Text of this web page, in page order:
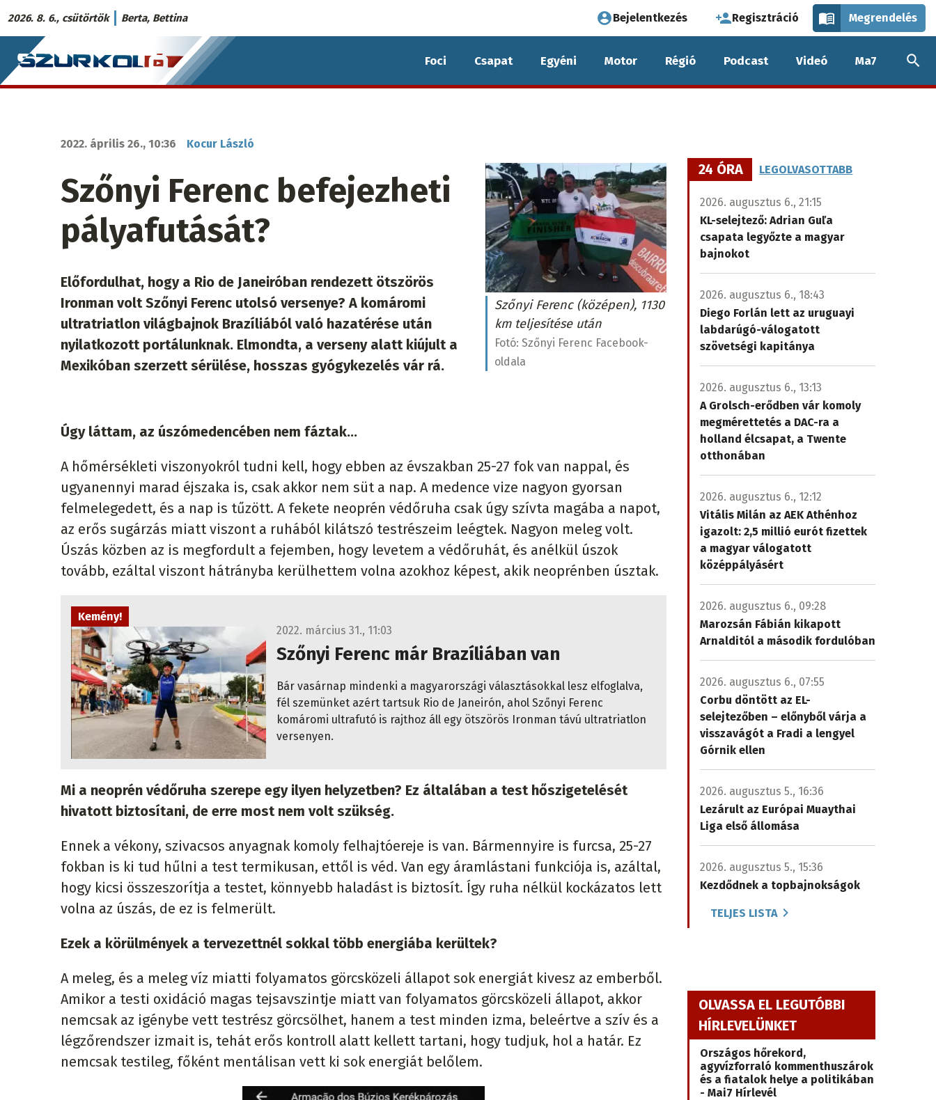
Ugrás
a
tartalomra
2026. 8. 6., csütörtök Berta, Bettina
Felhasználói
fiók
menüje
Bejelentkezés Regisztráció Megrendelés
Szurkoló.sk
fő
Foci Csapat Egyéni Motor Régió Podcast Videó Ma7
2022. április 26., 10:36 Kocur László
Szőnyi Ferenc befejezheti
pályafutását?
Előfordulhat, hogy a Rio de Janeiróban rendezett ötszörös
Ironman volt Szőnyi Ferenc utolsó versenye? A komáromi
ultratriatlon világbajnok Brazíliából való hazatérése után
nyilatkozott portálunknak. Elmondta, a verseny alatt kiújult a
Mexikóban szerzett sérülése, hosszas gyógykezelés vár rá.
Szőnyi Ferenc (középen), 1130
km teljesítése után
Fotó: Szőnyi Ferenc Facebook-
oldala
Úgy láttam, az úszómedencében nem fáztak...
A hőmérsékleti viszonyokról tudni kell, hogy ebben az évszakban 25-27 fok van nappal, és
ugyanennyi marad éjszaka is, csak akkor nem süt a nap. A medence vize nagyon gyorsan
felmelegedett, és a nap is tűzött. A fekete neoprén védőruha csak úgy szívta magába a napot,
az erős sugárzás miatt viszont a ruhából kilátszó testrészeim leégtek. Nagyon meleg volt.
Úszás közben az is megfordult a fejemben, hogy levetem a védőruhát, és anélkül úszok
tovább, ezáltal viszont hátrányba kerülhettem volna azokhoz képest, akik neoprénben úsztak.
Kemény!
2022. március 31., 11:03
Szőnyi Ferenc már Brazíliában van
Bár vasárnap mindenki a magyarországi választásokkal lesz elfoglalva,
fél szemünket azért tartsuk Rio de Janeirón, ahol Szőnyi Ferenc
komáromi ultrafutó is rajthoz áll egy ötszörös Ironman távú ultratriatlon
versenyen.
Mi a neoprén védőruha szerepe egy ilyen helyzetben? Ez általában a test hőszigetelését
hivatott biztosítani, de erre most nem volt szükség.
Ennek a vékony, szivacsos anyagnak komoly felhajtóereje is van. Bármennyire is furcsa, 25-27
fokban is ki tud hűlni a test termikusan, ettől is véd. Van egy áramlástani funkciója is, azáltal,
hogy kicsi összeszorítja a testet, könnyebb haladást is biztosít. Így ruha nélkül kockázatos lett
volna az úszás, de ez is felmerült.
Ezek a körülmények a tervezettnél sokkal több energiába kerültek?
A meleg, és a meleg víz miatti folyamatos görcsközeli állapot sok energiát kivesz az emberből.
Amikor a testi oxidáció magas tejsavszintje miatt van folyamatos görcsközeli állapot, akkor
nemcsak az igénybe vett testrész görcsölhet, hanem a test minden izma, beleértve a szív és a
légzőrendszer izmait is, tehát erős kontroll alatt kellett tartani, hogy tudjuk, hol a határ. Ez
nemcsak testileg, főként mentálisan vett ki sok energiát belőlem.
24 ÓRA LEGOLVASOTTABB
2026. augusztus 6., 21:15
KL-selejtező: Adrian Guľa
csapata legyőzte a magyar
bajnokot
2026. augusztus 6., 18:43
Diego Forlán lett az uruguayi
labdarúgó-válogatott
szövetségi kapitánya
2026. augusztus 6., 13:13
A Grolsch-erődben vár komoly
megmérettetés a DAC-ra a
holland élcsapat, a Twente
otthonában
2026. augusztus 6., 12:12
Vitális Milán az AEK Athénhoz
igazolt: 2,5 millió eurót fizettek
a magyar válogatott
középpályásért
2026. augusztus 6., 09:28
Marozsán Fábián kikapott
Arnalditól a második fordulóban
2026. augusztus 6., 07:55
Corbu döntött az EL-
selejtezőben – előnyből várja a
visszavágót a Fradi a lengyel
Górnik ellen
2026. augusztus 5., 16:36
Lezárult az Európai Muaythai
Liga első állomása
2026. augusztus 5., 15:36
Kezdődnek a topbajnokságok
TELJES LISTA
OLVASSA EL LEGUTÓBBI
HÍRLEVELÜNKET
Országos hőrekord,
agyvízforraló kommenthuszárok
és a fiatalok helye a politikában
- Mai7 Hírlevél